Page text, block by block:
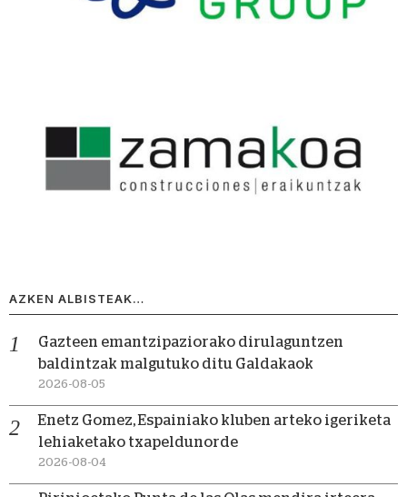
AZKEN ALBISTEAK…
Gazteen emantzipaziorako dirulaguntzen
baldintzak malgutuko ditu Galdakaok
2026-08-05
Enetz Gomez, Espainiako kluben arteko igeriketa
lehiaketako txapeldunorde
2026-08-04